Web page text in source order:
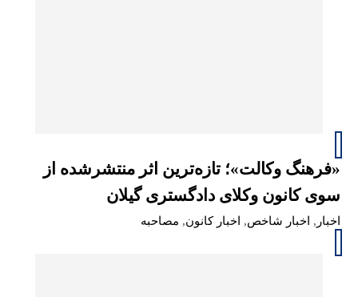
«فرهنگ وکالت»؛ تازه‌ترین اثر منتشرشده از
سوی کانون وکلای دادگستری گیلان
اخبار , اخبار شاخص, اخبار کانون, مصاحبه